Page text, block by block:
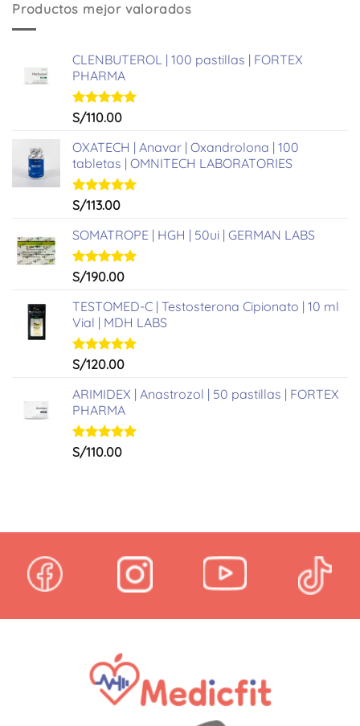
Productos mejor valorados
CLENBUTEROL | 100 pastillas | FORTEX
PHARMA
Valorado
con
de 5
S/110.00
OXATECH | Anavar | Oxandrolona | 100
tabletas | OMNITECH LABORATORIES
Valorado
con
de 5
S/113.00
SOMATROPE | HGH | 50ui | GERMAN LABS
Valorado
con
de 5
S/190.00
TESTOMED-C | Testosterona Cipionato | 10 ml
Vial | MDH LABS
Valorado
con
de 5
S/120.00
ARIMIDEX | Anastrozol | 50 pastillas | FORTEX
PHARMA
Valorado
con
S/110.00